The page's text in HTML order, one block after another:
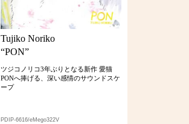
Tujiko Noriko
“PON”
ツジコノリコ3年ぶりとなる新作 愛猫
PONへ捧げる、深い感情のサウンドスケ
ープ
PDIP-6616/eMego322V